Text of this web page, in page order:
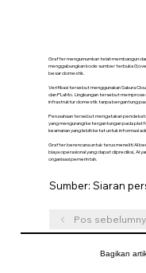
Graffer mengumumkan telah membangun
menggabungkan kode sumber terbuka
besar domestik.
Verifikasi tersebut menggunakan Sakura
dan PLaMo. Lingkungan tersebut
infrastruktur domestik tanpa bergantung
Perusahaan tersebut mengatakan
yang mengurangi ketergantungan pada
keamanan yang lebih ketat untuk informasi
Grafter berencana untuk terus meneliti AI
biaya operasional yang dapat diprediksi, AI
organisasi pemerintah.
Sumber: Siaran
Pos
Bagikan